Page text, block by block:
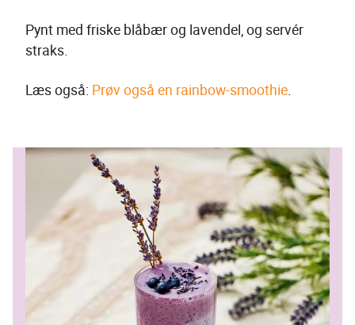
Pynt med friske blåbær og lavendel, og servér
straks.
Læs også: Prøv også en rainbow-smoothie